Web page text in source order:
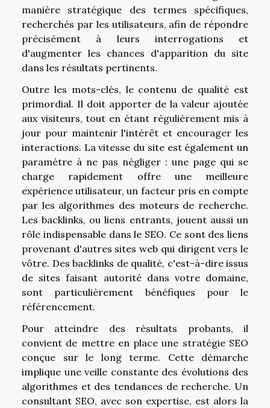
manière stratégique des termes spécifiques,
recherchés par les utilisateurs, afin de répondre
précisément à leurs interrogations et
d'augmenter les chances d'apparition du site
dans les résultats pertinents.
Outre les mots-clés, le contenu de qualité est
primordial. Il doit apporter de la valeur ajoutée
aux visiteurs, tout en étant régulièrement mis à
jour pour maintenir l'intérêt et encourager les
interactions. La vitesse du site est également un
paramètre à ne pas négliger : une page qui se
charge rapidement offre une meilleure
expérience utilisateur, un facteur pris en compte
par les algorithmes des moteurs de recherche.
Les backlinks, ou liens entrants, jouent aussi un
rôle indispensable dans le SEO. Ce sont des liens
provenant d'autres sites web qui dirigent vers le
vôtre. Des backlinks de qualité, c'est-à-dire issus
de sites faisant autorité dans votre domaine,
sont particulièrement bénéfiques pour le
référencement.
Pour atteindre des résultats probants, il
convient de mettre en place une stratégie SEO
conçue sur le long terme. Cette démarche
implique une veille constante des évolutions des
algorithmes et des tendances de recherche. Un
consultant SEO, avec son expertise, est alors la